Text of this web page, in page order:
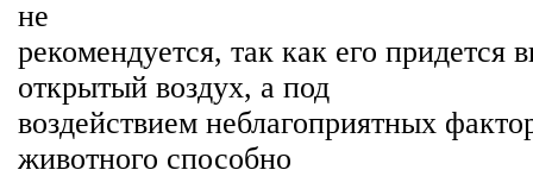
не
рекомендуется, так как его придется
открытый воздух, а под
воздействием неблагоприятных
животного способно